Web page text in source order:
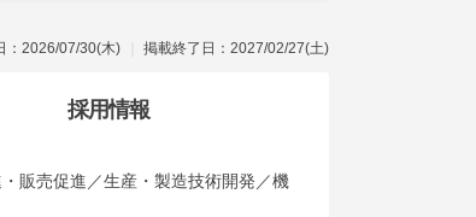
：2026/07/30(木) 掲載終了日：2027/02/27(土)
採用情報
販売促進／生産・製造技術開発／機